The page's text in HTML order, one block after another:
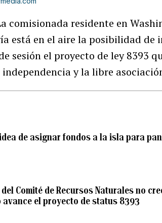
comisionada residente en
está en el aire la posibilidad de
sesión el proyecto de ley 8393
y la libre
de asignar fondos a la isla para
Comité de Recursos Naturales no
avance el proyecto de status 8393